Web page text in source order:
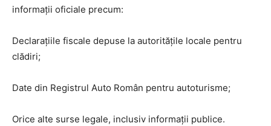
informații oficiale precum:
Declarațiile fiscale depuse la autoritățile locale pentru
clădiri;
Date din Registrul Auto Român pentru autoturisme;
Orice alte surse legale, inclusiv informații publice.